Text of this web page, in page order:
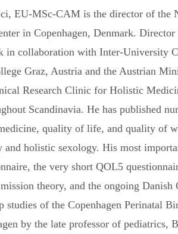
EU-MSc-CAM is the director of the
in Copenhagen, Denmark.
in collaboration with Inter-University
Graz, Austria and the Austrian
Research Clinic for Holistic
Scandinavia. He has published
quality of life, and quality of
holistic sexology. His most
the very short QOL5
theory, and the ongoing
of the Copenhagen Perinatal
by the late professor of pediatrics,